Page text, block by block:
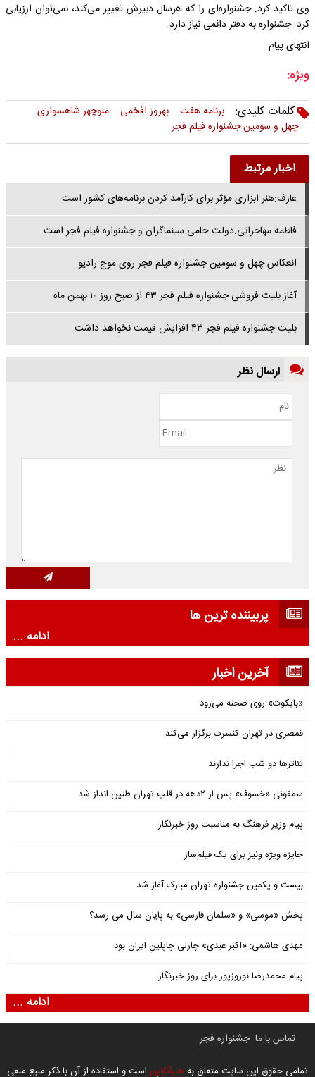
وی تاکید کرد: جشنواره‌ای را که هرسال دبیرش تغییر می‌کند، نمی‌توان ارزیابی
کرد. جشنواره به دفتر دائمی نیاز دارد.
انتهای پیام
ویژه:
کلمات کلیدی:
برنامه هفت بهروز افخمی
منوچهر شاهسواری
چهل و سومین جشنواره فیلم فجر
اخبار مرتبط
عارف:هنر ابزاری مؤثر برای کارآمد کردن برنامه‌های کشور است
فاطمه مهاجرانی:دولت حامی سینماگران و جشنواره فیلم فجر است
انعکاس چهل و سومین جشنواره فیلم فجر روی موج رادیو
آغاز بلیت فروشی جشنواره فیلم فجر ۴۳ از صبح روز ۱۰ بهمن ماه
بلیت جشنواره فیلم فجر ۴۳ افزایش قیمت نخواهد داشت
ارسال نظر
پربیننده ترین ها
ادامه ...
آخرین اخبار
«بایکوت» روی صحنه می‌رود
قمصری در تهران کنسرت برگزار می‌کند
تئاترها دو شب اجرا ندارند
سمفونی «خسوف» پس از ۲دهه در قلب تهران طنین انداز شد
پیام وزیر فرهنگ به مناسبت روز خبرنگار
جایزه ویژه ونیز برای یک فیلم‌ساز
بیست و یکمین جشنواره تهران-مبارک آغاز شد
پخش «موسی» و «سلمان فارسی» به پایان سال می رسد؟
مهدی هاشمی: «اکبر عبدی» چارلی چاپلینِ ایران بود
پیام محمدرضا نوروزپور برای روز خبرنگار
ادامه ...
تماس با ما جشنواره فجر
تمامی حقوق این سایت متعلق به هنرآنلاین است و استفاده از آن با ذکر منبع منعی